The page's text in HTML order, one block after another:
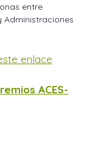
entre
Administraciones
enlace
ACES-